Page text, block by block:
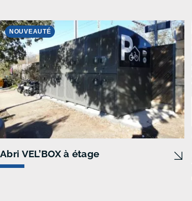
Abri VEL’BOX à étage
NOUVEAUTÉ